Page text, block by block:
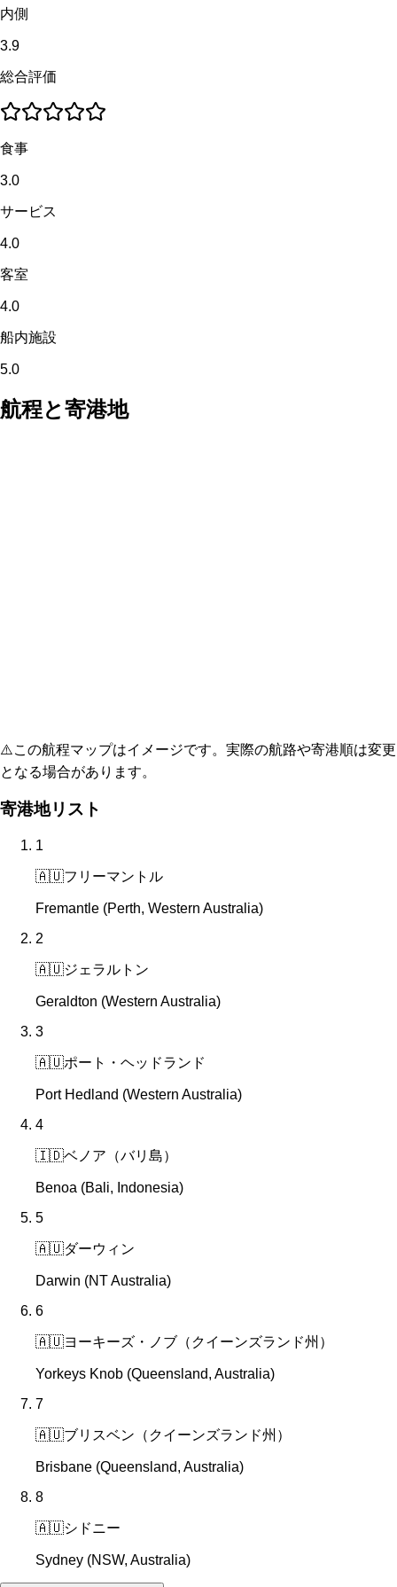
内側
3.9
総合評価
食事
3.0
サービス
4.0
客室
4.0
船内施設
5.0
航程と寄港地
⚠️この航程マップはイメージです。実際の航路や寄港順は変更
となる場合があります。
寄港地リスト
1
🇦🇺フリーマントル
Fremantle (Perth, Western Australia)
2
🇦🇺ジェラルトン
Geraldton (Western Australia)
3
🇦🇺ポート・ヘッドランド
Port Hedland (Western Australia)
4
🇮🇩ベノア（バリ島）
Benoa (Bali, Indonesia)
5
🇦🇺ダーウィン
Darwin (NT Australia)
6
🇦🇺ヨーキーズ・ノブ（クイーンズランド州）
Yorkeys Knob (Queensland, Australia)
7
🇦🇺ブリスベン（クイーンズランド州）
Brisbane (Queensland, Australia)
8
🇦🇺シドニー
Sydney (NSW, Australia)